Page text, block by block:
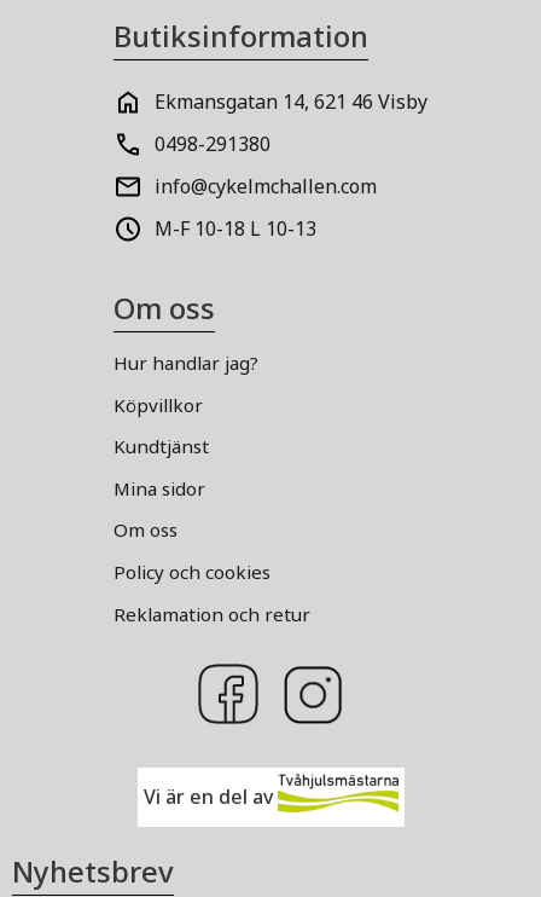
Butiksinformation
Ekmansgatan 14, 621 46 Visby
0498-291380
info@cykelmchallen.com
M-F 10-18 L 10-13
Om oss
Hur handlar jag?
Köpvillkor
Kundtjänst
Mina sidor
Om oss
Policy och cookies
Reklamation och retur
Vi är en del av
Nyhetsbrev